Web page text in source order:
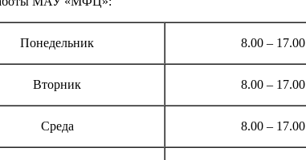
Понедельник 8.00 – 17.00
Вторник 8.00 – 17.00
Среда 8.00 – 17.00